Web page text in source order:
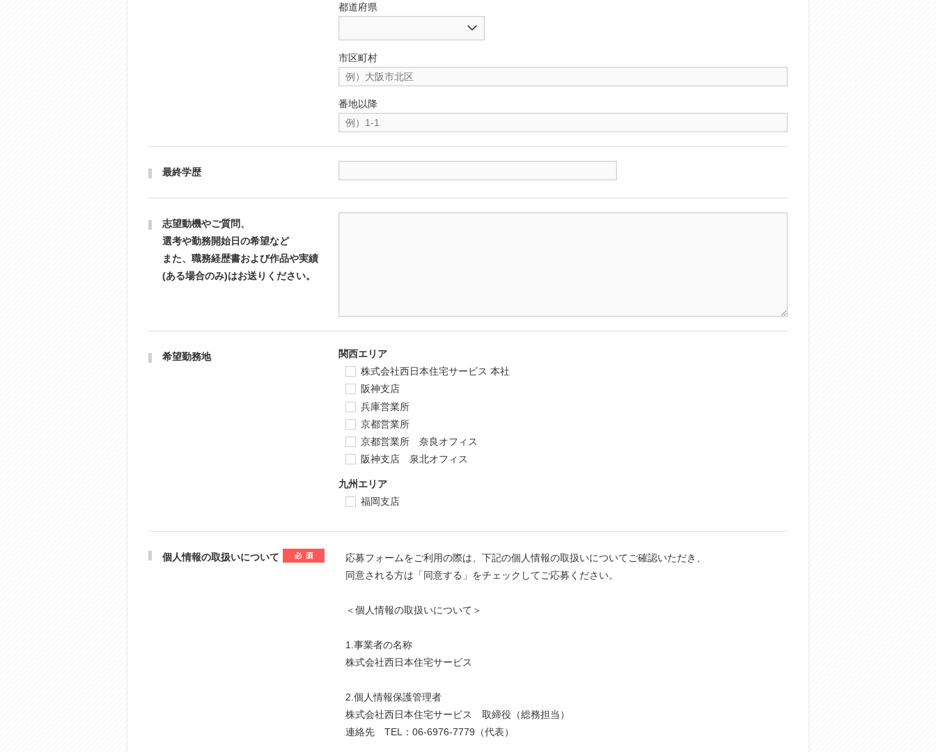
都道府県
市区町村
番地以降
最終学歴
志望動機やご質問、
選考や勤務開始日の希望など
また、職務経歴書および作品や実績
(ある場合のみ)はお送りください。
希望勤務地
関西エリア
株式会社西日本住宅サービス 本社
阪神支店
兵庫営業所
京都営業所
京都営業所 奈良オフィス
阪神支店 泉北オフィス
九州エリア
福岡支店
個人情報の取扱いについて
応募フォームをご利用の際は、下記の個人情報の取扱いについてご確認いただき、
同意される方は「同意する」をチェックしてご応募ください。
＜個人情報の取扱いについて＞
1.事業者の名称
株式会社西日本住宅サービス
2.個人情報保護管理者
株式会社西日本住宅サービス 取締役（総務担当）
連絡先 TEL：06-6976-7779（代表）